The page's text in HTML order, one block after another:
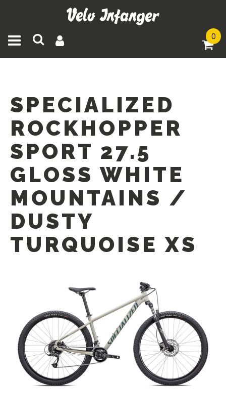
Toggle navigation 0
SPECIALIZED
ROCKHOPPER
SPORT 27.5
GLOSS WHITE
MOUNTAINS /
DUSTY
TURQUOISE XS